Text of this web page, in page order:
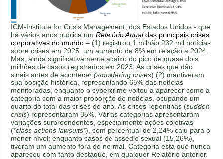
ICM-Institute for Crisis Management, dos Estados Unidos - que
há vários anos publica umRelatório Anualdas principais crises
corporativas no mundo – (1) registrou 1 milhão 232 mil notícias
sobre crises em 2025, um aumento de 8% em relação a 2024.
Mas, ainda significativamente abaixo do pico de quase dois
milhões de casos registrados em 2023. As crises que dão
sinais antes de acontecer(smoldering crises) (2) mantiveram
sua posição histórica, representando 65% das notícias
monitoradas, enquanto o cybercrime voltou a aparecer como a
categoria com a maior proporção de notícias, ocupando um
quarto do total das crises do ano. As crises repentinas (sudden
crisis) representaram 35%. Várias categorias apresentaram
variações surpreendentes, especialmente ações coletivas
(*class actions lawsuits*), com percentual de 2,24% caiu para o
menor nível; enquanto casos de assédio sexual (15,26%),
tiveram um aumento fora do normal. Categoria esta que nunca
apareceu com tanto destaque, em qualquer Relatório anterior.